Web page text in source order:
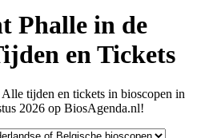
Phalle in de
en Tickets
Alle tijden en tickets in bioscopen in
2026 op BiosAgenda.nl!